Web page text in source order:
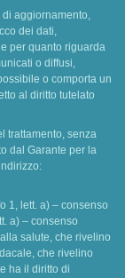
aggiornamento,
dei dati,
per quanto riguarda
o diffusi,
o comporta un
al diritto tutelato
trattamento, senza
dal Garante per la
1, lett. a) – consenso
a) – consenso
salute, che rivelino
che rivelino
ha il diritto di